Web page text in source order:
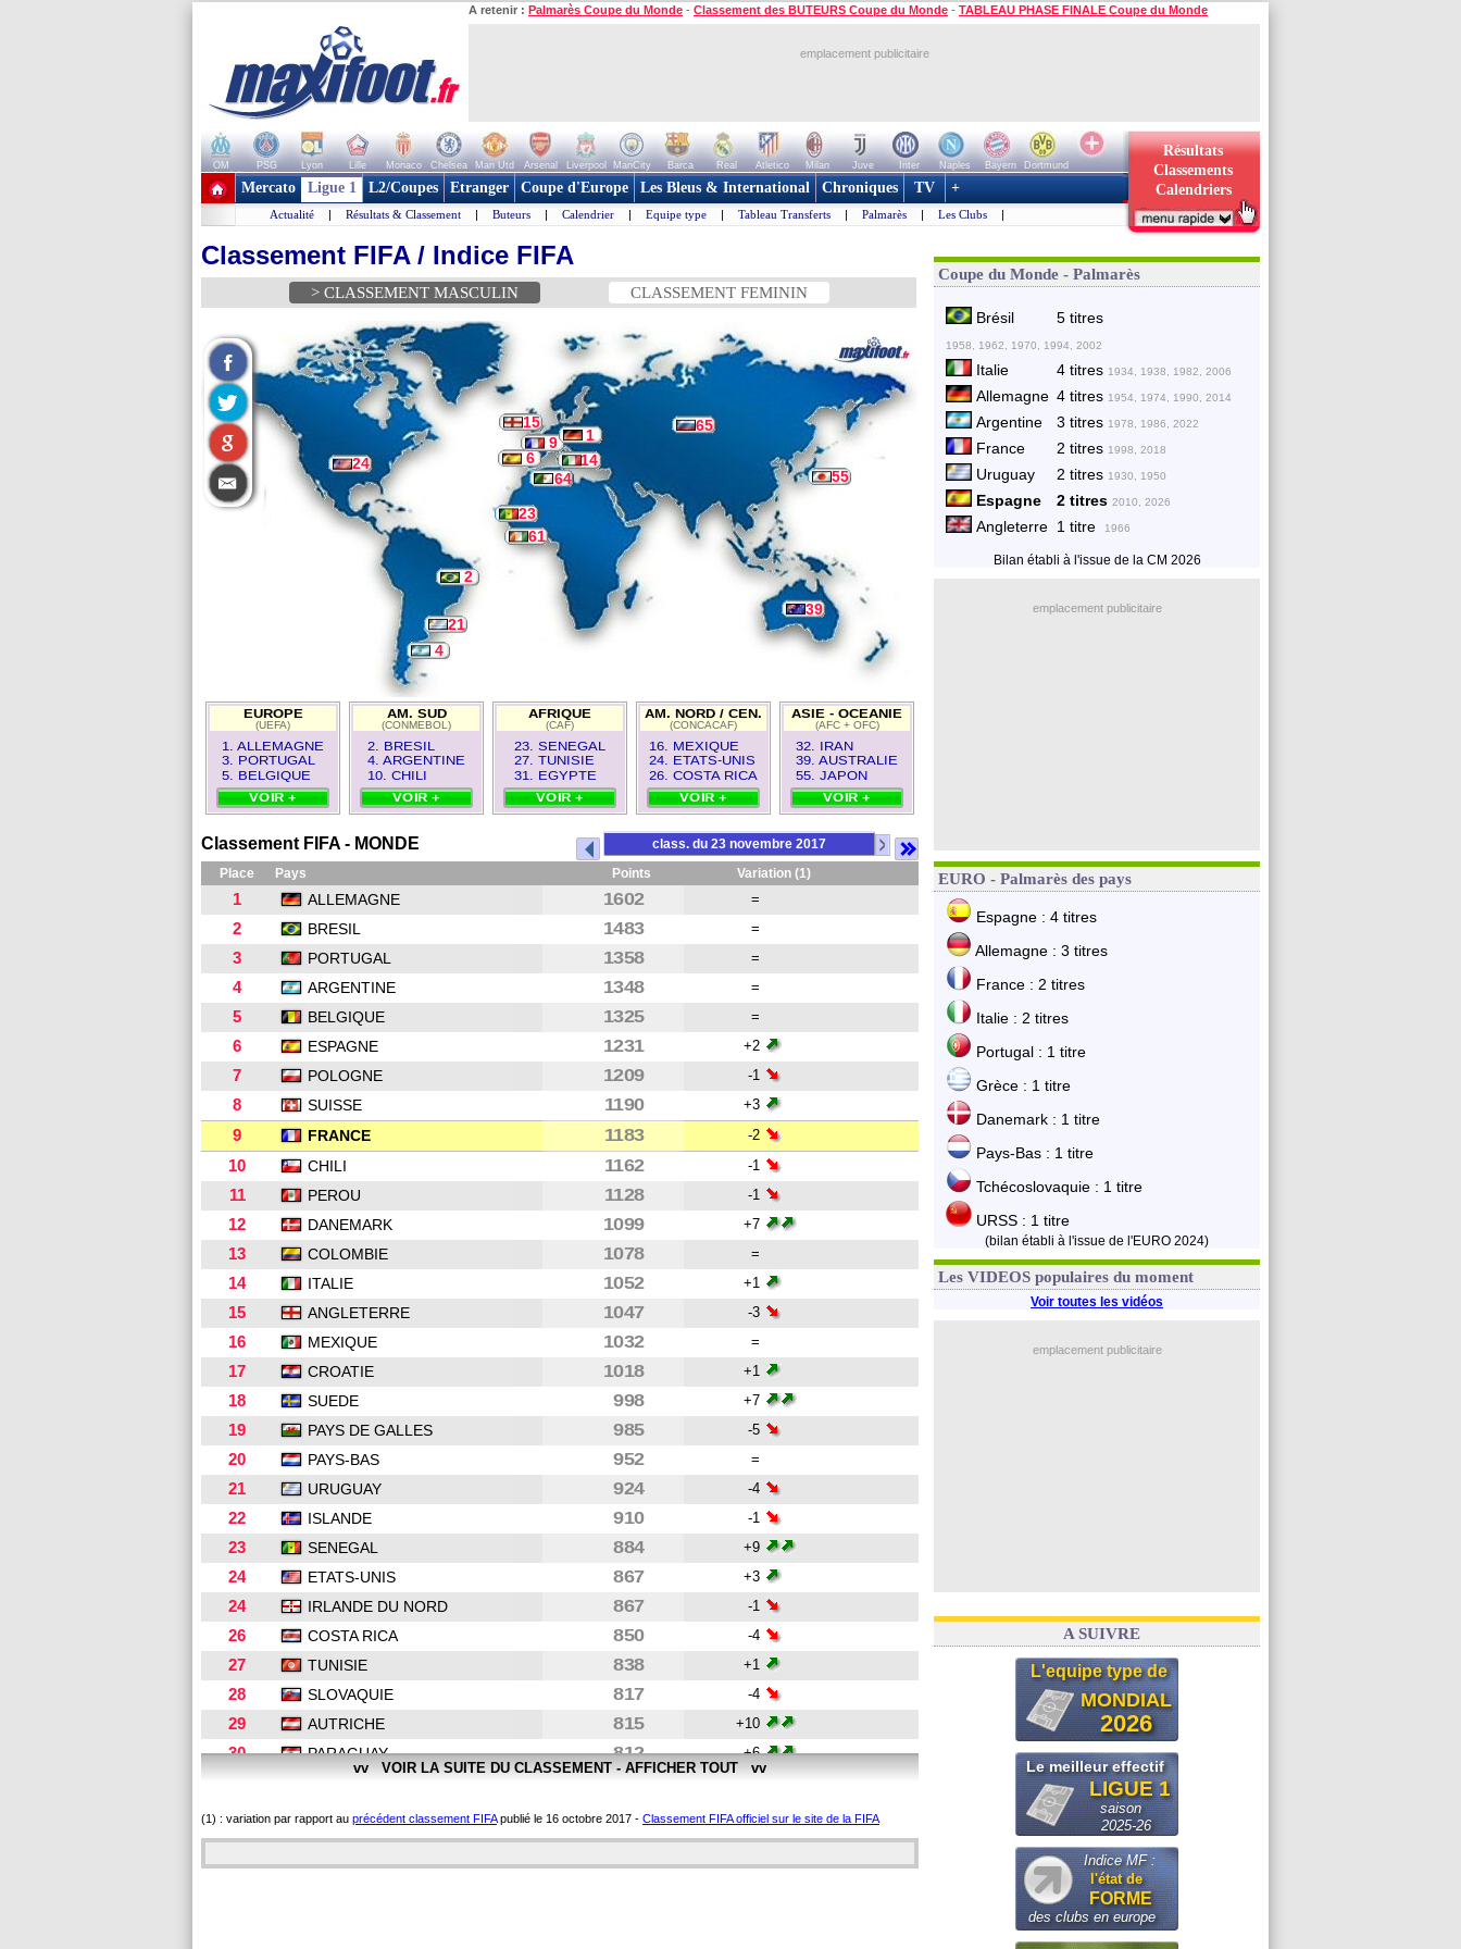
A retenir : Palmarès Coupe du Monde - Classement des BUTEURS Coupe du Monde - TABLEAU PHASE FINALE Coupe du Monde
emplacement publicitaire
OM PSG Lyon Lille Monaco Chelsea Man Utd Arsenal Liverpool ManCity Barca Real Atletico Milan Juve Inter Naples Bayern
Dortmund
+ de clubs
Résultats
Classements
Calendriers
Mercato Ligue 1 L2/Coupes Etranger Coupe d'Europe Les Bleus & International Chroniques TV +
Actualité | Résultats & Classement | Buteurs | Calendrier | Equipe type | Tableau Transferts | Palmarès | Les Clubs |
Classement FIFA / Indice FIFA
> CLASSEMENT MASCULIN CLASSEMENT FEMININ
24
15
9
1
6
14
65
21
2
4
39
61
23
64 55
EUROPE
(UEFA)
1. ALLEMAGNE
3. PORTUGAL
5. BELGIQUE
VOIR +
AM. SUD
(CONMEBOL)
2. BRESIL
4. ARGENTINE
10. CHILI
VOIR +
AFRIQUE
(CAF)
23. SENEGAL
27. TUNISIE
31. EGYPTE
VOIR +
AM. NORD / CEN.
(CONCACAF)
16. MEXIQUE
24. ETATS-UNIS
26. COSTA RICA
VOIR +
ASIE - OCEANIE
(AFC + OFC)
32. IRAN
39. AUSTRALIE
55. JAPON
VOIR +
Classement FIFA - MONDE class. du 23 novembre 2017 >
Place Pays Points Variation (1)
1 ALLEMAGNE 1602 =
2 BRESIL 1483 =
3 PORTUGAL 1358 =
4 ARGENTINE 1348 =
5 BELGIQUE 1325 =
6 ESPAGNE 1231 +2
7 POLOGNE 1209 -1
8 SUISSE 1190 +3
9 FRANCE 1183 -2
10 CHILI 1162 -1
11 PEROU 1128 -1
12 DANEMARK 1099 +7
13 COLOMBIE 1078 =
14 ITALIE 1052 +1
15 ANGLETERRE 1047 -3
16 MEXIQUE 1032 =
17 CROATIE 1018 +1
18 SUEDE 998 +7
19 PAYS DE GALLES 985 -5
20 PAYS-BAS 952 =
21 URUGUAY 924 -4
22 ISLANDE 910 -1
23 SENEGAL 884 +9
24 ETATS-UNIS 867 +3
24 IRLANDE DU NORD 867 -1
26 COSTA RICA 850 -4
27 TUNISIE 838 +1
28 SLOVAQUIE 817 -4
29 AUTRICHE 815 +10
30 PARAGUAY 812 +6
32 RÉPUBLIQUE D'IRLANDE 798 -6
32 IRAN 798 +2
32 ECOSSE 798 -3
vv VOIR LA SUITE DU CLASSEMENT - AFFICHER TOUT vv
(1) : variation par rapport au précédent classement FIFApublié le 16 octobre 2017 - Classement FIFA officiel sur le site de la FIFA
Coupe du Monde - Palmarès
Brésil 5 titres
1958, 1962, 1970, 1994, 2002
Italie 4 titres 1934, 1938, 1982, 2006
Allemagne 4 titres 1954, 1974, 1990, 2014
Argentine 3 titres 1978, 1986, 2022
France 2 titres 1998, 2018
Uruguay 2 titres 1930, 1950
Espagne 2 titres2010, 2026
Angleterre 1 titre 1966
Bilan établi à l'issue de la CM 2026
emplacement publicitaire
EURO - Palmarès des pays
Espagne : 4 titres
Allemagne : 3 titres
France : 2 titres
Italie : 2 titres
Portugal : 1 titre
Grèce : 1 titre
Danemark : 1 titre
Pays-Bas : 1 titre
Tchécoslovaquie : 1 titre
URSS : 1 titre
(bilan établi à l'issue de l'EURO 2024)
Les VIDEOS populaires du moment
Voir toutes les vidéos
emplacement publicitaire
A SUIVRE
L'equipe type de
MONDIAL
2026
Le meilleur effectif
LIGUE 1
saison
2025-26
Indice MF :
l'état de
FORME
des clubs en europe